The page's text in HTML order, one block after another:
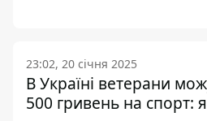
23:02, 20 січня 2025
В Україні ветерани
500 гривень на спорт: